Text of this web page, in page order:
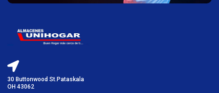
30 Buttonwood St.Pataskala
OH 43062